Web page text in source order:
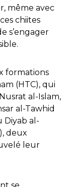
même avec
chiites
s’engager
formations
(HTC), qui
al-Islam,
al-Tawhid
Diyab al-
deux
leur